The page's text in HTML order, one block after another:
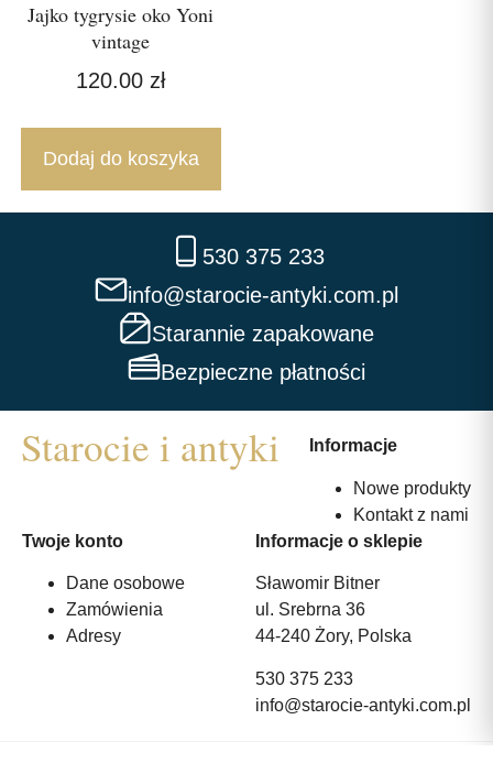
Jajko tygrysie oko Yoni
vintage
120.00 zł
Dodaj do koszyka
530 375 233
info@starocie-antyki.com.pl
Starannie zapakowane
Bezpieczne płatności
Informacje
Nowe produkty
Kontakt z nami
Twoje konto
Dane osobowe
Zamówienia
Adresy
Informacje o sklepie
Sławomir Bitner
ul. Srebrna 36
44-240 Żory, Polska
530 375 233
info@starocie-antyki.com.pl